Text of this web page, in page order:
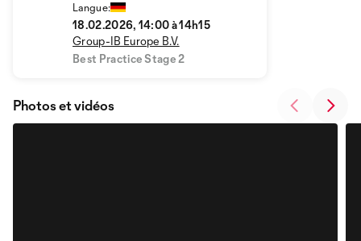
Langue:
18.02.2026, 14:00 à 14h15
Group-IB Europe B.V.
Best Practice Stage 2
Photos et vidéos